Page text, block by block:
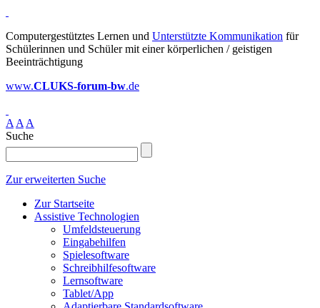
Computergestütztes Lernen und Unterstützte Kommunikation für
Schülerinnen und Schüler mit einer körperlichen / geistigen
Beeinträchtigung
www.CLUKS-forum-bw.de
A A A
Suche
Zur erweiterten Suche
Zur Startseite
Assistive Technologien
Umfeldsteuerung
Eingabehilfen
Spielesoftware
Schreibhilfesoftware
Lernsoftware
Tablet/App